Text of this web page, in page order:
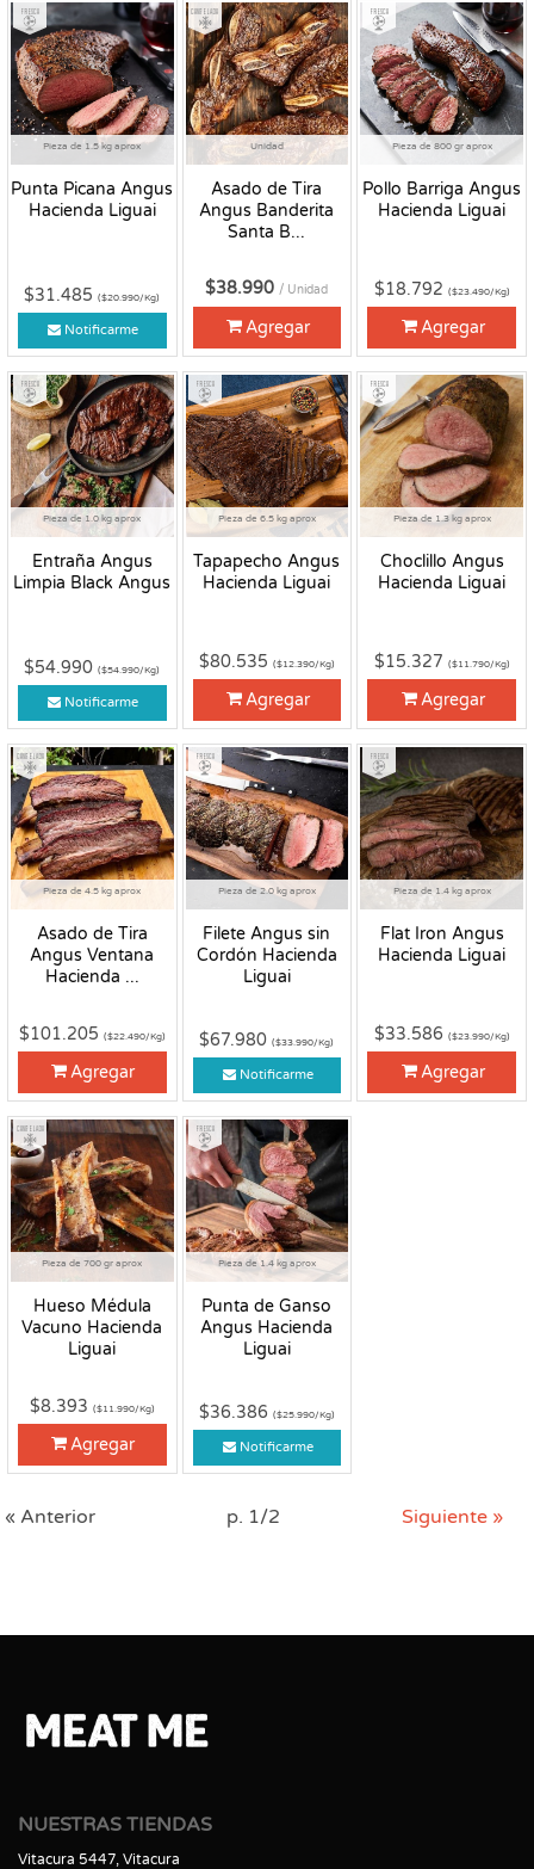
Pieza de 1.5 kg aprox
Punta Picana Angus
Hacienda Liguai
Fresco
$31.485($20.990/Kg)
Notificarme
Unidad
Asado de Tira
Angus Banderita
Santa B...
Congelado
$38.990 / Unidad
Agregar
Pieza de 800 gr aprox
Pollo Barriga Angus
Hacienda Liguai
Fresco
$18.792 ($23.490/Kg)
Agregar
Pieza de 1.0 kg aprox
Entraña Angus
Limpia Black Angus
Fresco
$54.990($54.990/Kg)
Notificarme
Pieza de 6.5 kg aprox
Tapapecho Angus
Hacienda Liguai
Fresco
$80.535 ($12.390/Kg)
Agregar
Pieza de 1.3 kg aprox
Choclillo Angus
Hacienda Liguai
Fresco
$15.327 ($11.790/Kg)
Agregar
Pieza de 4.5 kg aprox
Asado de Tira
Angus Ventana
Hacienda ...
Congelado
$101.205 ($22.490/Kg)
Agregar
Pieza de 2.0 kg aprox
Filete Angus sin
Cordón Hacienda
Liguai
Fresco
$67.980($33.990/Kg)
Notificarme
Pieza de 1.4 kg aprox
Flat Iron Angus
Hacienda Liguai
Fresco
$33.586 ($23.990/Kg)
Agregar
Pieza de 700 gr aprox
Hueso Médula
Vacuno Hacienda
Liguai
Congelado
$8.393 ($11.990/Kg)
Agregar
Pieza de 1.4 kg aprox
Punta de Ganso
Angus Hacienda
Liguai
Fresco
$36.386 ($25.990/Kg)
Notificarme
« Anterior p. 1/2 Siguiente »
NUESTRAS TIENDAS
Vitacura 5447, Vitacura